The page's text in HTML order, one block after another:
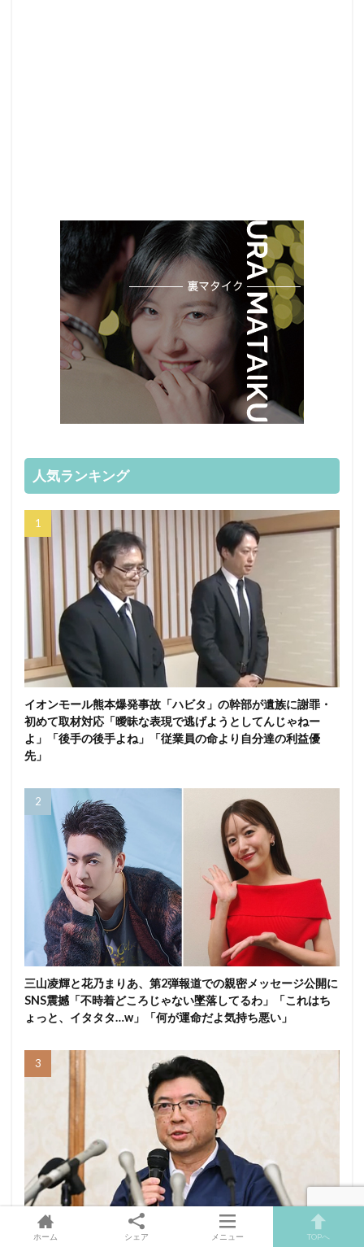
人気ランキング
イオンモール熊本爆発事故「ハビタ」の幹部が遺族に謝罪・
初めて取材対応「曖昧な表現で逃げようとしてんじゃねー
よ」「後手の後手よね」「従業員の命より自分達の利益優
先」
三山凌輝と花乃まりあ、第2弾報道での親密メッセージ公開に
SNS震撼「不時着どころじゃない墜落してるわ」「これはち
ょっと、イタタタ…w」「何が運命だよ気持ち悪い」
熊本地震後のイオン社長会見にSNS賛辞「これだけ誠実な対
ホーム シェア メニュー TOPへ